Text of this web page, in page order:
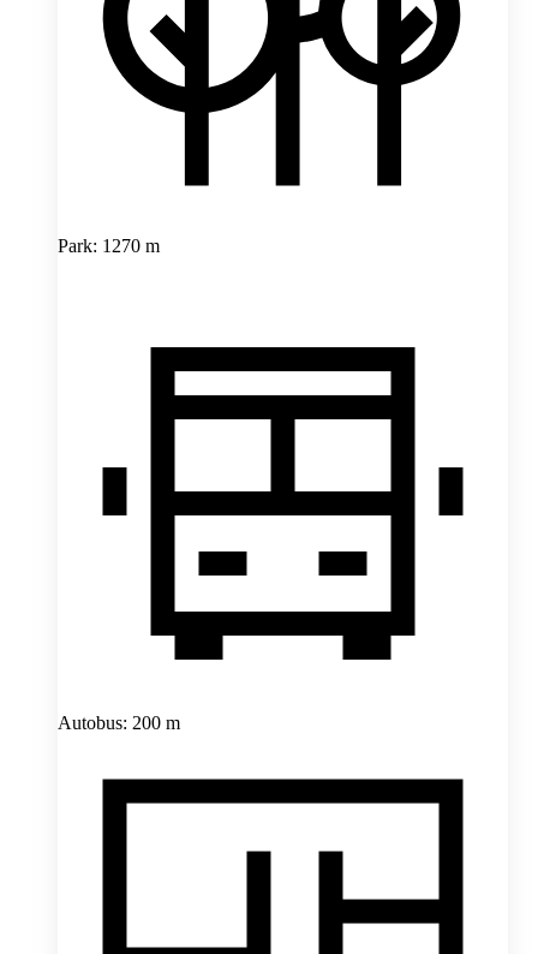
Park: 1270 m
Autobus: 200 m